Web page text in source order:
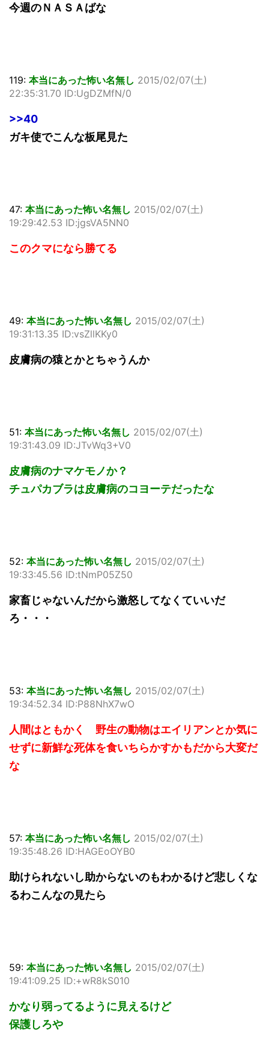
今週のＮＡＳＡばな
119: 本当にあった怖い名無し 2015/02/07(土)
22:35:31.70 ID:UgDZMfN/0
>>40
ガキ使でこんな板尾見た
47: 本当にあった怖い名無し 2015/02/07(土)
19:29:42.53 ID:jgsVA5NN0
このクマになら勝てる
49: 本当にあった怖い名無し 2015/02/07(土)
19:31:13.35 ID:vsZllKKy0
皮膚病の猿とかとちゃうんか
51: 本当にあった怖い名無し 2015/02/07(土)
19:31:43.09 ID:JTvWq3+V0
皮膚病のナマケモノか？
チュパカブラは皮膚病のコヨーテだったな
52: 本当にあった怖い名無し 2015/02/07(土)
19:33:45.56 ID:tNmP05Z50
家畜じゃないんだから激怒してなくていいだ
ろ・・・
53: 本当にあった怖い名無し 2015/02/07(土)
19:34:52.34 ID:P88NhX7wO
人間はともかく 野生の動物はエイリアンとか気に
せずに新鮮な死体を食いちらかすかもだから大変だ
な
57: 本当にあった怖い名無し 2015/02/07(土)
19:35:48.26 ID:HAGEoOYB0
助けられないし助からないのもわかるけど悲しくな
るわこんなの見たら
59: 本当にあった怖い名無し 2015/02/07(土)
19:41:09.25 ID:+wR8kS010
かなり弱ってるように見えるけど
保護しろや